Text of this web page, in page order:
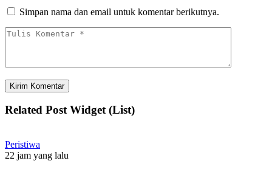
Simpan nama dan email untuk komentar berikutnya.
Related Post Widget (List)
Peristiwa
22 jam yang lalu